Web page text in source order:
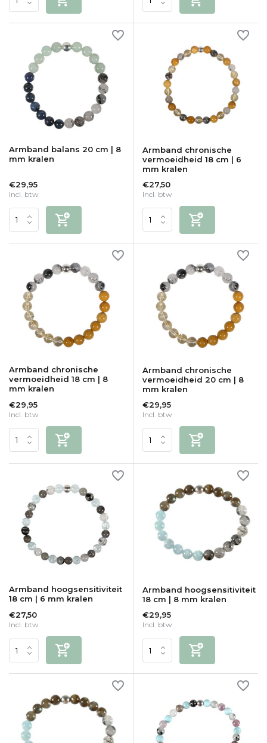
Armband balans 20 cm | 8
mm kralen
€29,95
Incl. btw
Armband chronische
vermoeidheid 18 cm | 6
mm kralen
€27,50
Incl. btw
Armband chronische
vermoeidheid 18 cm | 8
mm kralen
€29,95
Incl. btw
Armband chronische
vermoeidheid 20 cm | 8
mm kralen
€29,95
Incl. btw
Armband hoogsensitiviteit
18 cm | 6 mm kralen
€27,50
Incl. btw
Armband hoogsensitiviteit
18 cm | 8 mm kralen
€29,95
Incl. btw